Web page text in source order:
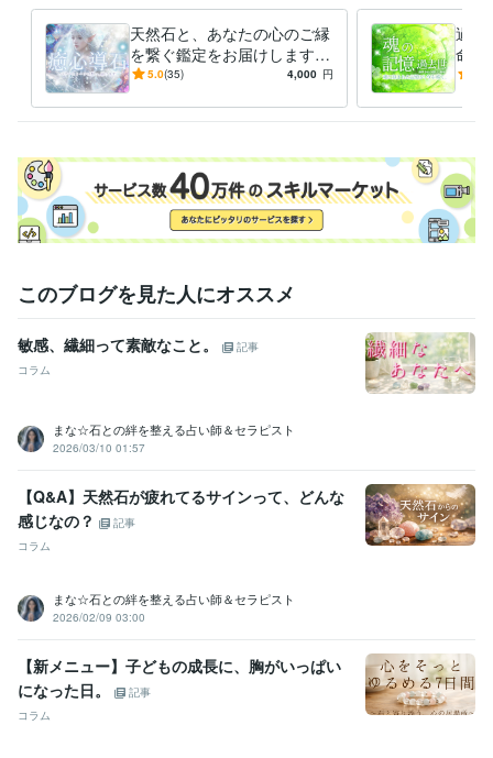
子育て支援員 取得年 : 2024年
ビジネス・クリエイティブツール
CapCut:2年Canva:3年
得意分野
アロマ＠リーダー
占い 悩み相談 カラーセラピー
住まい・美容・生活相談 アロマセラピー検定1級
アロマ エステ エッセンシャルオイル
天然石と、あなたの心のご縁
を繋ぐ鑑定をお届けします
パワーストーンとの対話✨ス
ジ
5.0(35) 4,000 円
過去
命・
天然
ング
このブログを見た人にオススメ
敏感、繊細って素敵なこと。
記事
コラム
まな☆石との絆を整える占い師＆セラピスト
2026/03/10 01:57
【Q&A】天然石が疲れてるサインって、どんな
感じなの？
記事
コラム
まな☆石との絆を整える占い師＆セラピスト
2026/02/09 03:00
【新メニュー】子どもの成長に、胸がいっぱい
になった日。
記事
コラム